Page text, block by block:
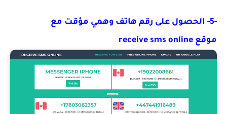
-5- الحصول على رقم هاتف وهمي مؤقت مع
موقع receive sms online